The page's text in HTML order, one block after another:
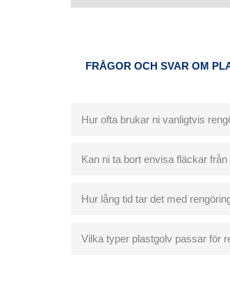
FRÅGOR OCH SVAR OM
Hur ofta brukar ni vanligtvis
Kan ni ta bort envisa fläckar
Hur lång tid tar det med
Vilka typer plastgolv passar för